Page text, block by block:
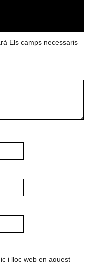
Els camps necessaris
i lloc web en aquest